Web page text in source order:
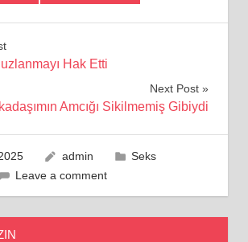
Hak Etti
Next Post
Amcığı Sikilmemiş Gibiydi
admin
Seks
Leave a comment